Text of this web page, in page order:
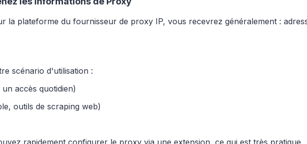
la plateforme du fournisseur de proxy IP, vous recevrez généralement :
scénario d'utilisation :
accès quotidien)
outils de scraping web)
rapidement configurer le proxy via une extension, ce qui est très pratique.